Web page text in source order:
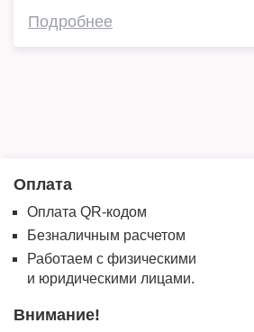
Подробнее
Оплата
Оплата QR-кодом
Безналичным расчетом
Работаем с физическими
и юридическими лицами.
Внимание!